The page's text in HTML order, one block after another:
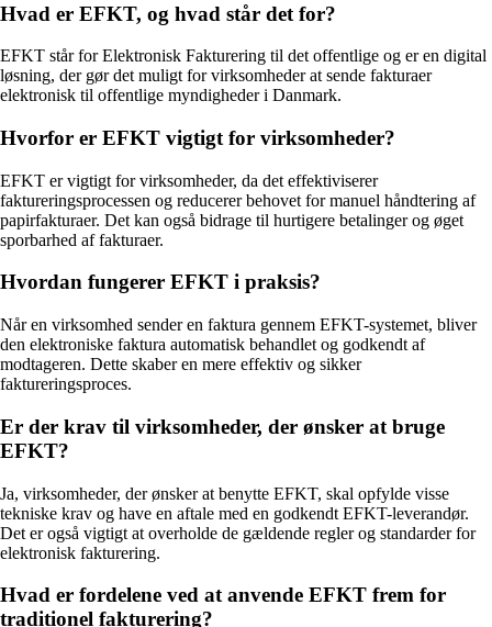
Hvad er EFKT, og hvad står det for?
EFKT står for Elektronisk Fakturering til det offentlige og er en digital
løsning, der gør det muligt for virksomheder at sende fakturaer
elektronisk til offentlige myndigheder i Danmark.
Hvorfor er EFKT vigtigt for virksomheder?
EFKT er vigtigt for virksomheder, da det effektiviserer
faktureringsprocessen og reducerer behovet for manuel håndtering af
papirfakturaer. Det kan også bidrage til hurtigere betalinger og øget
sporbarhed af fakturaer.
Hvordan fungerer EFKT i praksis?
Når en virksomhed sender en faktura gennem EFKT-systemet, bliver
den elektroniske faktura automatisk behandlet og godkendt af
modtageren. Dette skaber en mere effektiv og sikker
faktureringsproces.
Er der krav til virksomheder, der ønsker at bruge
EFKT?
Ja, virksomheder, der ønsker at benytte EFKT, skal opfylde visse
tekniske krav og have en aftale med en godkendt EFKT-leverandør.
Det er også vigtigt at overholde de gældende regler og standarder for
elektronisk fakturering.
Hvad er fordelene ved at anvende EFKT frem for
traditionel fakturering?